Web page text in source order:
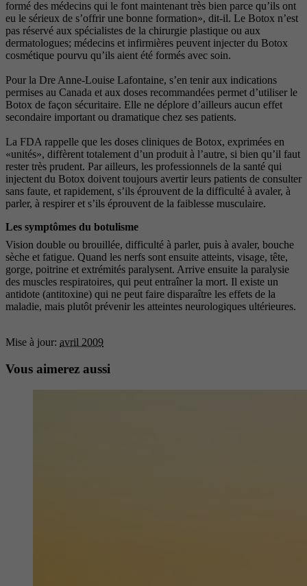
formé des médecins qui le font maintenant très bien parce qu’ils ont
eu le sérieux de s’offrir une bonne formation», dit-il. Le Botox n’est
pas réservé aux spécialistes de la chirurgie plastique ou aux
dermatologues; médecins et infirmières peuvent injecter du Botox
cosmétique pourvu qu’ils aient été formés avec soin.
Pour la Dre Anne-Louise Lafontaine, s’en tenir aux indications
permises au Canada et aux doses recommandées permet d’utiliser le
Botox de façon sécuritaire. Elle ne déplore d’ailleurs aucun effet
secondaire important ou dramatique chez ses patients.
La FDA rappelle que les doses cliniques de Botox, exprimées en
«unités», diffèrent totalement d’un produit à l’autre, si bien qu’il faut
rester très prudent. Par ailleurs, les professionnels de la santé qui
injectent du Botox doivent toujours avertir leurs patients de consulter
sans faute, et rapidement, s’ils éprouvent de la difficulté à avaler, à
parler, à respirer et s’ils éprouvent de la faiblesse musculaire.
Les symptômes du botulisme
Vision double ou brouillée, difficulté à parler, puis à avaler, bouche
sèche et fatigue. Quand les nerfs sont ensuite atteints, visage, tête,
gorge, poitrine et extrémités paralysent. Arrive ensuite la paralysie
des muscles respiratoires, qui peut entraîner la mort. Il existe un
antidote (antitoxine) qui ne peut faire disparaître les effets de la
maladie, mais plutôt prévenir les atteintes neurologiques ultérieures.
Mise à jour: avril 2009
Vous aimerez aussi